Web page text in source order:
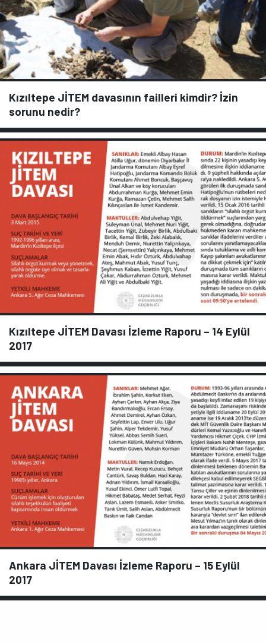
Kızıltepe JİTEM davasının failleri kimdir? İzin
sorunu nedir?
Kızıltepe JİTEM Davası İzleme Raporu – 14 Eylül
2017
Ankara JİTEM Davası İzleme Raporu – 15 Eylül
2017